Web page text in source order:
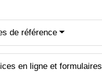
de référence
en ligne et formulaires